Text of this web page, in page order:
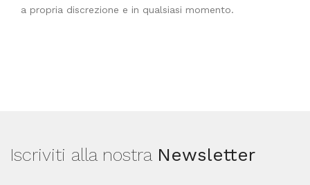
a propria discrezione e in qualsiasi momento.
Iscriviti alla nostra Newsletter